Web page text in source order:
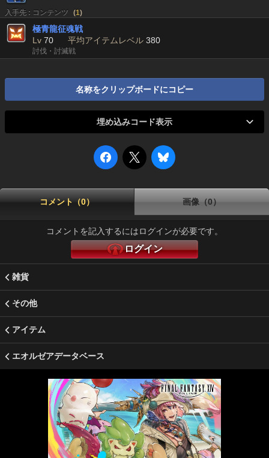
入手先 : コンテンツ (1)
極青龍征魂戦
Lv 70 平均アイテムレベル 380
討伐・討滅戦
名称をクリップボードにコピー
埋め込みコード表示
コメント（0） 画像（0）
コメントを記入するにはログインが必要です。
ログイン
雑貨
その他
アイテム
エオルゼアデータベース